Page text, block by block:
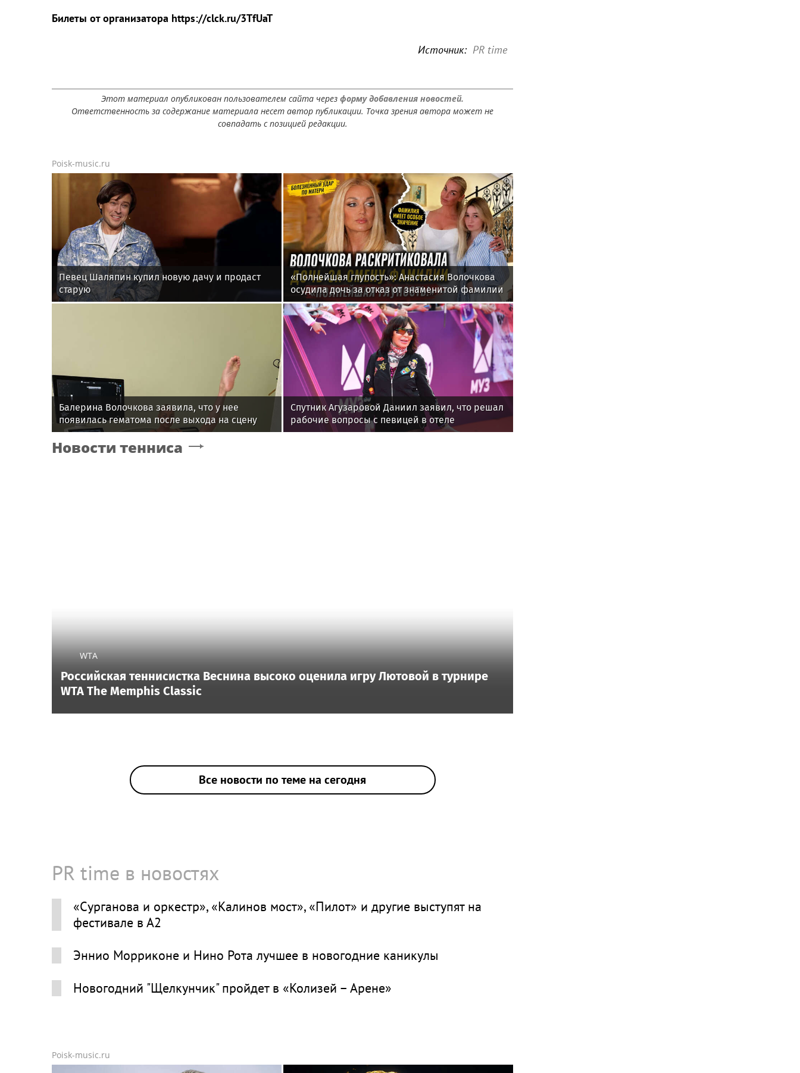
Билеты от организатора https://clck.ru/3TfUaT
Источник: PR time
Этот материал опубликован пользователем сайта через форму добавления новостей.
Ответственность за содержание материала несет автор публикации. Точка зрения автора может не
совпадать с позицией редакции.
Poisk-music.ru
Певец Шаляпин купил новую дачу и продаст
старую
«Полнейшая глупость»: Анастасия Волочкова
осудила дочь за отказ от знаменитой фамилии
Балерина Волочкова заявила, что у нее
появилась гематома после выхода на сцену
Спутник Агузаровой Даниил заявил, что решал
рабочие вопросы с певицей в отеле
Новости тенниса
WTA
Российская теннисистка Веснина высоко оценила игру Лютовой в турнире
WTA The Memphis Classic
Все новости по теме на сегодня
PR time в новостях
«Сурганова и оркестр», «Калинов мост», «Пилот» и другие выступят на
фестивале в А2
Эннио Морриконе и Нино Рота лучшее в новогодние каникулы
Новогодний "Щелкунчик" пройдет в «Колизей – Арене»
Poisk-music.ru